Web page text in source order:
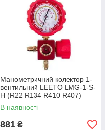
Манометричний колектор 1-
вентильний LEETO LMG-1-S-
H (R22 R134 R410 R407)
високого тиску
В наявності
881 ₴